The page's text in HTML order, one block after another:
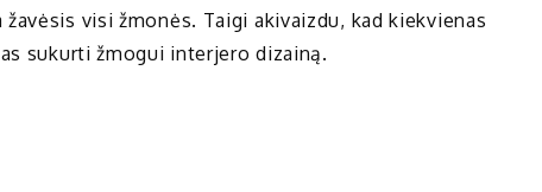
visi žmonės. Taigi akivaizdu, kad kiekvienas
sukurti žmogui interjero dizainą.